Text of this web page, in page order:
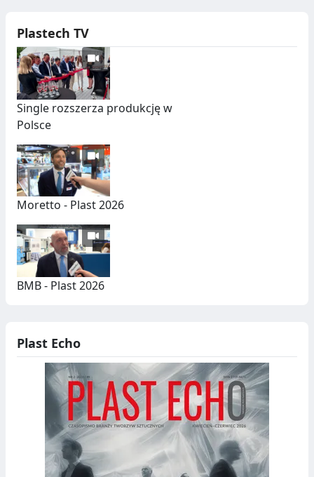
Plastech TV
Single rozszerza produkcję w
Polsce
Moretto - Plast 2026
BMB - Plast 2026
Plast Echo